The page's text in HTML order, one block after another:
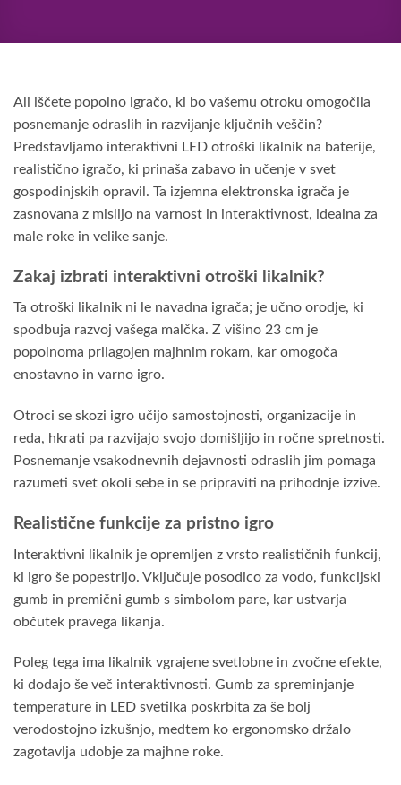
Ali iščete popolno igračo, ki bo vašemu otroku omogočila
posnemanje odraslih in razvijanje ključnih veščin?
Predstavljamo interaktivni LED otroški likalnik na baterije,
realistično igračo, ki prinaša zabavo in učenje v svet
gospodinjskih opravil. Ta izjemna elektronska igrača je
zasnovana z mislijo na varnost in interaktivnost, idealna za
male roke in velike sanje.
Zakaj izbrati interaktivni otroški likalnik?
Ta otroški likalnik ni le navadna igrača; je učno orodje, ki
spodbuja razvoj vašega malčka. Z višino 23 cm je
popolnoma prilagojen majhnim rokam, kar omogoča
enostavno in varno igro.
Otroci se skozi igro učijo samostojnosti, organizacije in
reda, hkrati pa razvijajo svojo domišljijo in ročne spretnosti.
Posnemanje vsakodnevnih dejavnosti odraslih jim pomaga
razumeti svet okoli sebe in se pripraviti na prihodnje izzive.
Realistične funkcije za pristno igro
Interaktivni likalnik je opremljen z vrsto realističnih funkcij,
ki igro še popestrijo. Vključuje posodico za vodo, funkcijski
gumb in premični gumb s simbolom pare, kar ustvarja
občutek pravega likanja.
Poleg tega ima likalnik vgrajene svetlobne in zvočne efekte,
ki dodajo še več interaktivnosti. Gumb za spreminjanje
temperature in LED svetilka poskrbita za še bolj
verodostojno izkušnjo, medtem ko ergonomsko držalo
zagotavlja udobje za majhne roke.